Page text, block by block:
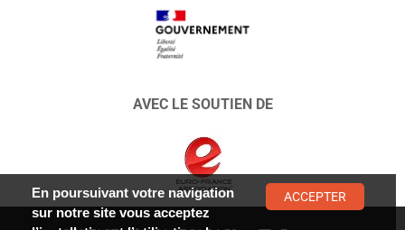
AVEC LE SOUTIEN DE
En poursuivant votre navigation
sur notre site vous acceptez
ACCEPTER